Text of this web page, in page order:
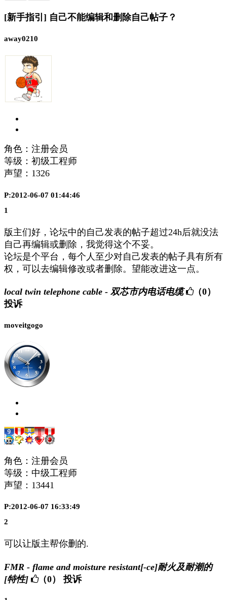
[新手指引] 自己不能编辑和删除自己帖子？
away0210
角色：注册会员
等级：初级工程师
声望： 1326
P:2012-06-07 01:44:46
1
版主们好，论坛中的自己发表的帖子超过24h后就没法
自己再编辑或删除，我觉得这个不妥。
论坛是个平台，每个人至少对自己发表的帖子具有所有
权，可以去编辑修改或者删除。望能改进这一点。
local twin telephone cable - 双芯市内电话电缆
（0）
投诉
moveitgogo
角色：注册会员
等级：中级工程师
声望： 13441
P:2012-06-07 16:33:49
2
可以让版主帮你删的.
FMR - flame and moisture resistant[-ce]耐火及耐潮的
[特性]
（0） 投诉